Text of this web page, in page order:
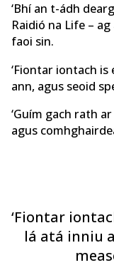
‘Bhí an t-ádh
Raidió na Life –
faoi sin.
‘Fiontar iontach
ann, agus seoid
‘Guím gach rath
agus
‘Fiontar
lá atá inniu